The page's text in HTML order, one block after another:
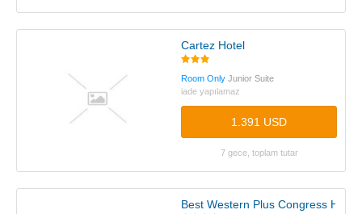
Cartez Hotel
Room Only Junior Suite
iade yapılamaz
1.391 USD
7 gece, toplam tutar
Best Western Plus Congress Hotel